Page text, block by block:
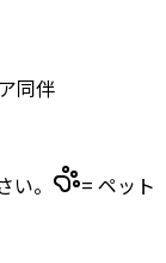
同伴
。
= ペット